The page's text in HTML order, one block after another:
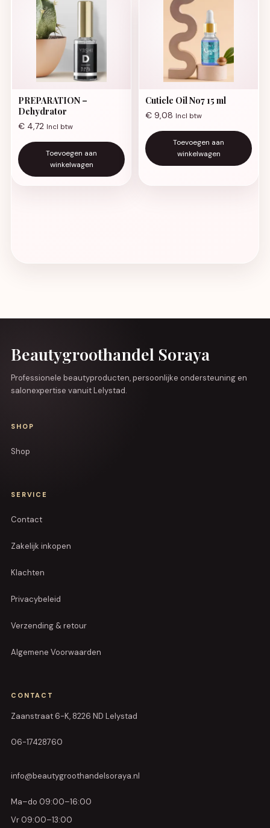
PREPARATION –
Dehydrator
€ 4,72 Incl btw
Toevoegen aan
winkelwagen
Cuticle Oil No7 15 ml
€ 9,08 Incl btw
Toevoegen aan
winkelwagen
Beautygroothandel Soraya
Professionele beautyproducten, persoonlijke ondersteuning en
salonexpertise vanuit Lelystad.
SHOP
Shop
SERVICE
Contact
Zakelijk inkopen
Klachten
Privacybeleid
Verzending & retour
Algemene Voorwaarden
CONTACT
Zaanstraat 6-K, 8226 ND Lelystad
06-17428760
info@beautygroothandelsoraya.nl
Ma–do 09:00–16:00
Vr 09:00–13:00